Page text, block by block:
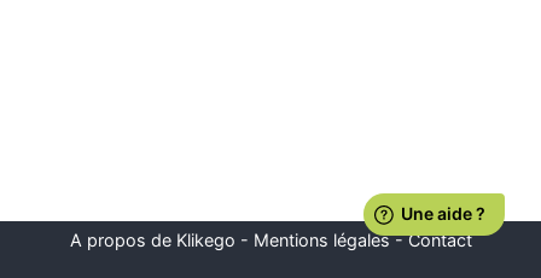
A propos de Klikego - Mentions légales-Contact